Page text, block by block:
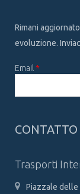
Rimani
evoluzione.
Email *
question is
not you are a
visitor and to
CONTATTO
Trasporti
Piazzale delle